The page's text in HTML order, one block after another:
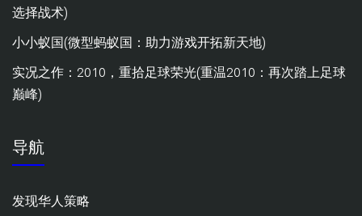
选择战术)
小小蚁国(微型蚂蚁国：助力游戏开拓新天地)
实况之作：2010，重拾足球荣光(重温2010：再次踏上足球
巅峰)
导航
发现华人策略